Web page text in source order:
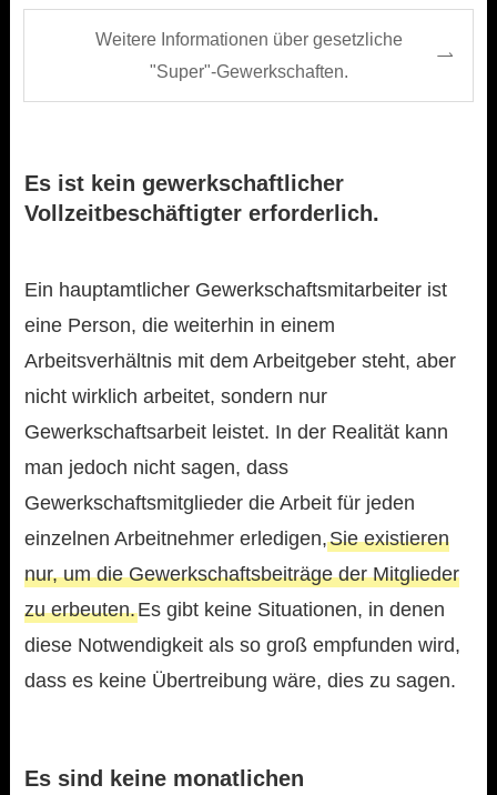
Weitere Informationen über gesetzliche
"Super"-Gewerkschaften.
Es ist kein gewerkschaftlicher
Vollzeitbeschäftigter erforderlich.
Ein hauptamtlicher Gewerkschaftsmitarbeiter ist
eine Person, die weiterhin in einem
Arbeitsverhältnis mit dem Arbeitgeber steht, aber
nicht wirklich arbeitet, sondern nur
Gewerkschaftsarbeit leistet. In der Realität kann
man jedoch nicht sagen, dass
Gewerkschaftsmitglieder die Arbeit für jeden
einzelnen Arbeitnehmer erledigen,Sie existieren
nur, um die Gewerkschaftsbeiträge der Mitglieder
zu erbeuten.Es gibt keine Situationen, in denen
diese Notwendigkeit als so groß empfunden wird,
dass es keine Übertreibung wäre, dies zu sagen.
Es sind keine monatlichen